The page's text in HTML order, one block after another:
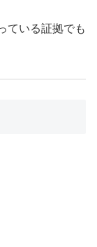
ている証拠でも